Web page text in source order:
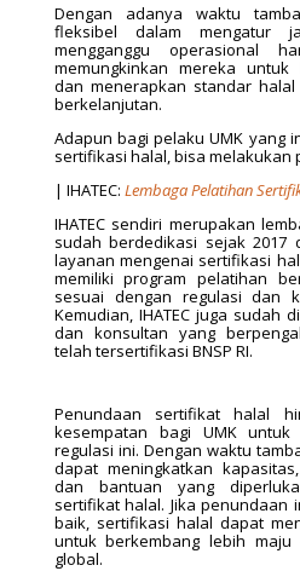
Dengan adanya waktu
fleksibel dalam mengatur
mengganggu operasional
memungkinkan mereka untuk
dan menerapkan standar
berkelanjutan.
Adapun bagi pelaku UMK yang
sertifikasi halal, bisa melakukan
| IHATEC: Lembaga Pelatihan
IHATEC sendiri merupakan
sudah berdedikasi sejak 2017
layanan mengenai sertifikasi
memiliki program pelatihan
sesuai dengan regulasi dan
Kemudian, IHATEC juga sudah
dan konsultan yang
telah tersertifikasi BNSP RI.
Penundaan sertifikat halal
kesempatan bagi UMK
regulasi ini. Dengan waktu
dapat meningkatkan
dan bantuan yang
sertifikat halal. Jika penundaan
baik, sertifikasi halal dapat
untuk berkembang lebih
global.